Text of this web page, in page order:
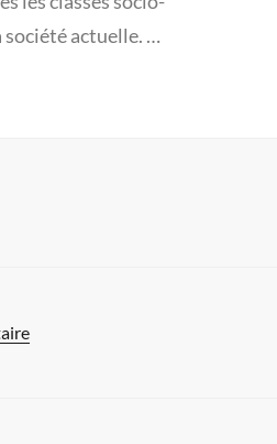
actuelle. …